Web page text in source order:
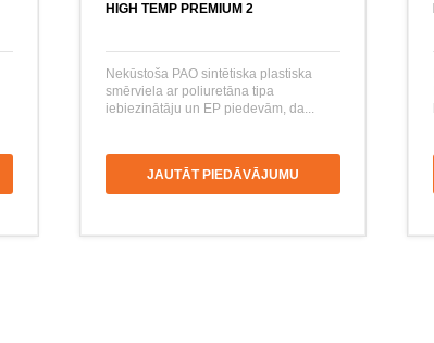
HIGH TEMP PREMIUM 2
Nekūstoša PAO sintētiska plastiska
smērviela ar poliuretāna tipa
iebiezinātāju un EP piedevām, da...
JAUTĀT PIEDĀVĀJUMU